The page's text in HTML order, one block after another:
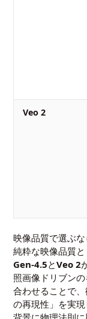
Veo 2
映像品質で選ぶな
純粋な映像品質と
Gen-4.5とVeo 2
照画像ドリブン
合わせることで
の再現性」を実